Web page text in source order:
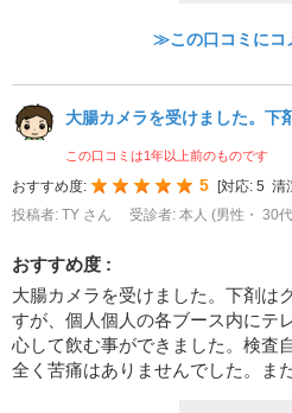
≫この口コミにコ
大腸カメラを受けました。下
この口コミは1年以上前のものです
おすすめ度: 5 対応: 5 清
投稿者: TY さん
受診者: 本人 (男性・ 30
おすすめ度 :
大腸カメラを受けました。下剤は
すが、個人個人の各ブース内にテ
心して飲む事ができました。検査
全く苦痛はありませんでした。ま